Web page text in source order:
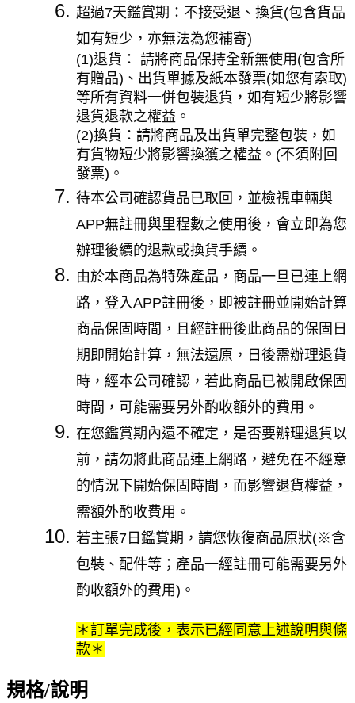
超過7天鑑賞期：不接受退、換貨(包含貨品
如有短少，亦無法為您補寄)
(1)退貨： 請將商品保持全新無使用(包含所
有贈品)、出貨單據及紙本發票(如您有索取)
等所有資料一併包裝退貨，如有短少將影響
退貨退款之權益。
(2)換貨：請將商品及出貨單完整包裝，如
有貨物短少將影響換獲之權益。(不須附回
發票)。
待本公司確認貨品已取回，並檢視車輛與
APP無註冊與里程數之使用後，會立即為您
辦理後續的退款或換貨手續。
由於本商品為特殊產品，商品一旦已連上網
路，登入APP註冊後，即被註冊並開始計算
商品保固時間，且經註冊後此商品的保固日
期即開始計算，無法還原，日後需辦理退貨
時，經本公司確認，若此商品已被開啟保固
時間，可能需要另外酌收額外的費用。
在您鑑賞期內還不確定，是否要辦理退貨以
前，請勿將此商品連上網路，避免在不經意
的情況下開始保固時間，而影響退貨權益，
需額外酌收費用。
若主張7日鑑賞期，請您恢復商品原狀(※含
包裝、配件等；產品一經註冊可能需要另外
酌收額外的費用)。
＊訂單完成後，表示已經同意上述說明與條
款＊
規格/說明